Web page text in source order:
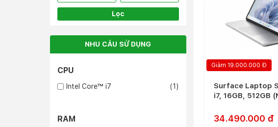
Lọc
NHU CẦU SỬ DỤNG
CPU
Intel Core™ i7 (1)
RAM
Giảm 19.000.000 Đ
Surface Laptop
i7, 16GB, 512GB
34.490.000 đ